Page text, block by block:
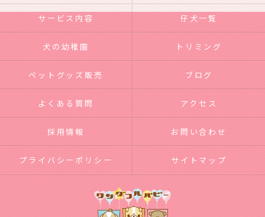
サービス内容 仔犬一覧
犬の幼稚園 トリミング
ペットグッズ販売 ブログ
よくある質問 アクセス
採用情報 お問い合わせ
プライバシーポリシー サイトマップ